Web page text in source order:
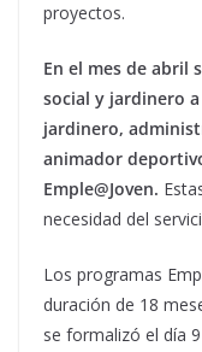
proyectos.
En el mes de abril
social y jardinero
jardinero,
animador
Emple@Joven.
necesidad del
Los programas
duración de 18
se formalizó el día